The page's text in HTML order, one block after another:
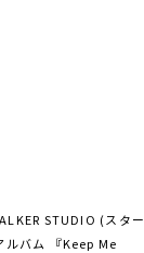
STUDIO (スター
ルバム 『Keep Me